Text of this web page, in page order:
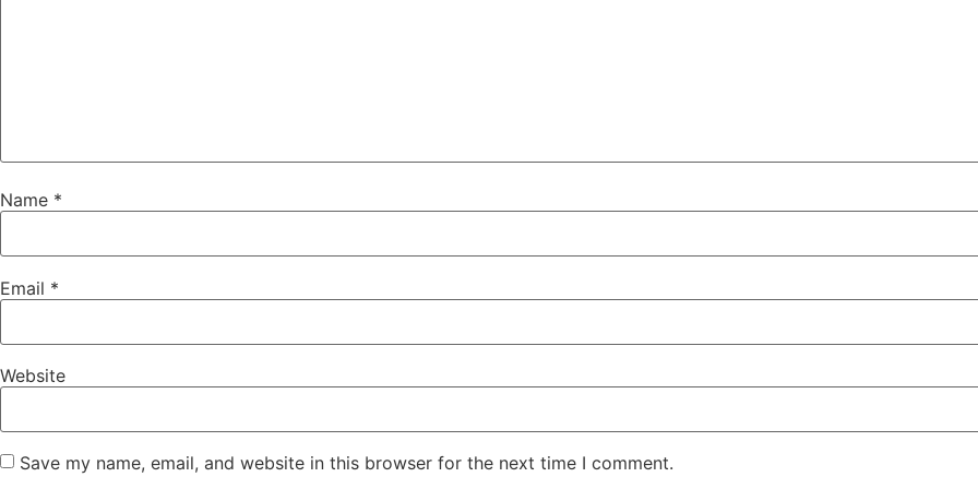
Name *
Email *
Website
Save my name, email, and website in this browser for the next time I comment.